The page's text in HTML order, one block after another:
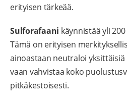
erityisen tärkeää.
Sulforafaani käynnistää yli
Tämä on erityisen
ainoastaan neutraloi
vaan vahvistaa koko
pitkäkestoisesti.